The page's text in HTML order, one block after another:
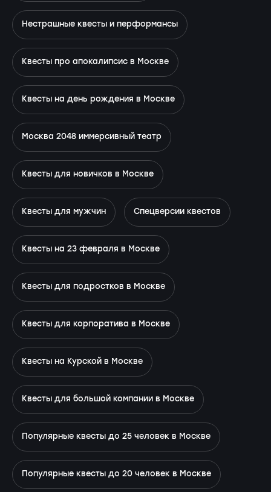
Нестрашные квесты и перформансы
Квесты про апокалипсис в Москве
Квесты на день рождения в Москве
Москва 2048 иммерсивный театр
Квесты для новичков в Москве
Квесты для мужчин Спецверсии квестов
Квесты на 23 февраля в Москве
Квесты для подростков в Москве
Квесты для корпоратива в Москве
Квесты на Курской в Москве
Квесты для большой компании в Москве
Популярные квесты до 25 человек в Москве
Популярные квесты до 20 человек в Москве